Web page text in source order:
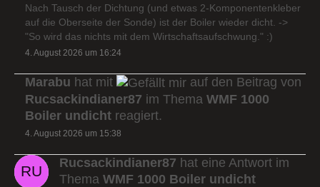
Nach Tausch der Dichtung (und etwas 2-Komponentenkleber
auf die Oberseite der Sonde) ist der Boiler wieder dicht. ->
"So wird das nichts mit dem Wirtschaftsaufschwung." :)
4. August 2026 um 16:24
Marabu hat mit
auf den Beitrag von
Rucsackindianer87 im Thema WMF 1000
Boiler undicht reagiert.
4. August 2026 um 15:38
Rucsackindianer87 hat eine Antwort im
Thema WMF 1000 Boiler undicht